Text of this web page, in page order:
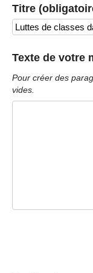
Titre
Texte de votre
Pour créer des
vides.